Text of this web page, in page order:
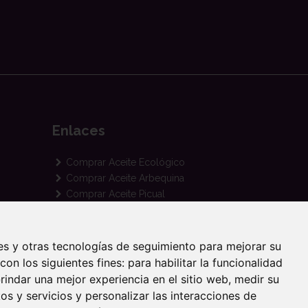
y otras tecnologías de seguimiento para mejorar su
los siguientes fines: para habilitar la funcionalidad
una mejor experiencia en el sitio web, medir su
y servicios y personalizar las interacciones de
Enlaces
Comprar Aceite Ecológico
Comprar Aceite Arbequina
Comprar Aceite Picual
Club de amigos
Noticias de Cortijo Suerte Alta
Recetas con Aceite de Oliva